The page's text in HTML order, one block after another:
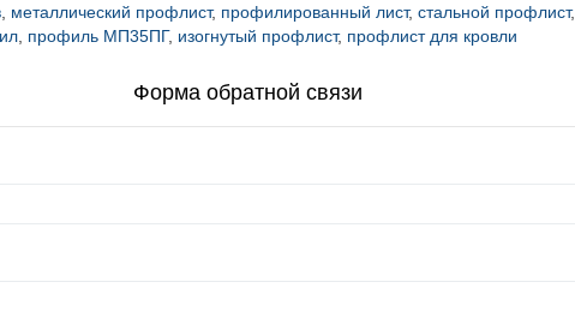
металлический профлист, профилированный лист, стальной профлист,
профиль МП35ПГ, изогнутый профлист, профлист для кровли
Форма обратной связи